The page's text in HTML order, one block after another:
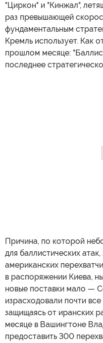
"Циркон" и "Кинжал",
раз превышающей
фундаментальным
Кремль использует. Как
прошлом месяце:
последнее
Причина, по которой
для баллистических
американских
в распоряжении Киева,
новые поставки мало —
израсходовали почти
защищаясь от иранских
месяце в Вашингтоне
предоставить 300